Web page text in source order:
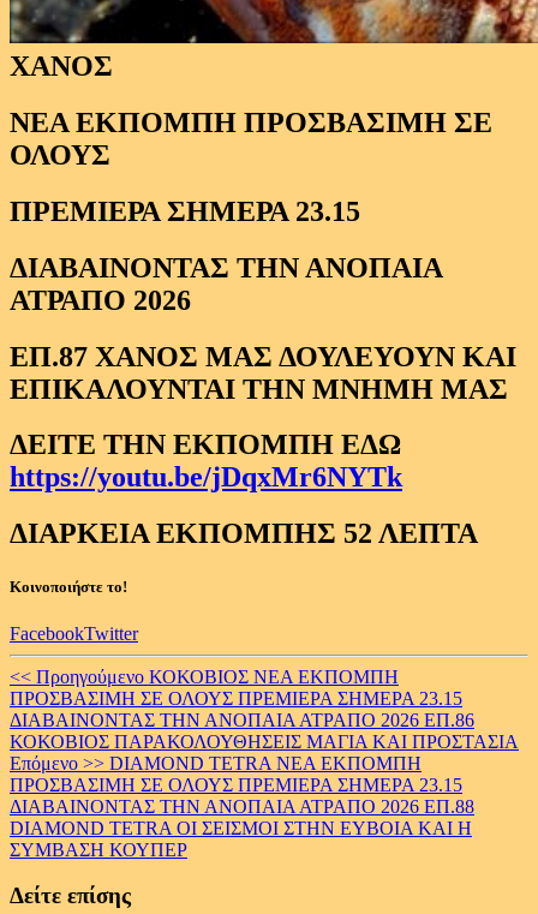
ΧΑΝΟΣ
ΝΕΑ ΕΚΠΟΜΠΗ ΠΡΟΣΒΑΣΙΜΗ ΣΕ
ΟΛΟΥΣ
ΠΡΕΜΙΕΡΑ ΣΗΜΕΡΑ 23.15
ΔΙΑΒΑΙΝΟΝΤΑΣ ΤΗΝ ΑΝΟΠΑΙΑ
ΑΤΡΑΠΟ 2026
ΕΠ.87 ΧΑΝΟΣ ΜΑΣ ΔΟΥΛΕΥΟΥΝ ΚΑΙ
ΕΠΙΚΑΛΟΥΝΤΑΙ ΤΗΝ ΜΝΗΜΗ ΜΑΣ
ΔΕΙΤΕ ΤΗΝ ΕΚΠΟΜΠΗ ΕΔΩ
https://youtu.be/jDqxMr6NYTk
ΔΙΑΡΚΕΙΑ ΕΚΠΟΜΠΗΣ 52 ΛΕΠΤΑ
Κοινοποιήστε το!
FacebookTwitter
Continue
Reading
<< Προηγούμενο ΚΟΚΟΒΙΟΣ ΝΕΑ ΕΚΠΟΜΠΗ
ΠΡΟΣΒΑΣΙΜΗ ΣΕ ΟΛΟΥΣ ΠΡΕΜΙΕΡΑ ΣΗΜΕΡΑ 23.15
ΔΙΑΒΑΙΝΟΝΤΑΣ ΤΗΝ ΑΝΟΠΑΙΑ ΑΤΡΑΠΟ 2026 ΕΠ.86
ΚΟΚΟΒΙΟΣ ΠΑΡΑΚΟΛΟΥΘΗΣΕΙΣ ΜΑΓΙΑ ΚΑΙ ΠΡΟΣΤΑΣΙΑ
Επόμενο >> DIAMOND TETRA ΝΕΑ ΕΚΠΟΜΠΗ
ΠΡΟΣΒΑΣΙΜΗ ΣΕ ΟΛΟΥΣ ΠΡΕΜΙΕΡΑ ΣΗΜΕΡΑ 23.15
ΔΙΑΒΑΙΝΟΝΤΑΣ ΤΗΝ ΑΝΟΠΑΙΑ ΑΤΡΑΠΟ 2026 ΕΠ.88
DIAMOND TETRA ΟΙ ΣΕΙΣΜΟΙ ΣΤΗΝ ΕΥΒΟΙΑ ΚΑΙ Η
ΣΥΜΒΑΣΗ ΚΟΥΠΕΡ
Δείτε επίσης